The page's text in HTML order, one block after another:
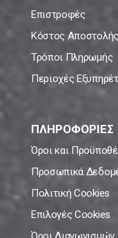
Επιστροφές
Κόστος Αποστολής
Τρόποι Πληρωμής
Περιοχές
ΠΛΗΡΟΦΟΡΙΕΣ
Όροι και
Προσωπικά
Πολιτική Cookies
Επιλογές Cookies